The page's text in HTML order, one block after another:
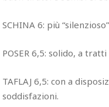
SCHINA 6: più
POSER 6,5: solido, a
TAFLAJ 6,5: con a
soddisfazioni.